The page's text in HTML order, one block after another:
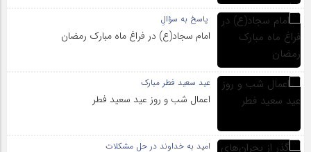
پاسخ به سؤالِ
امام سجاد(ع) در فراغ ماه مبارک رمضان
عید سعید فطر مبارک
اعمال شب و روز عید سعید فطر
امید به خداوند در حل مشکلات